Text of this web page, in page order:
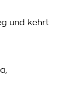
und kehrt